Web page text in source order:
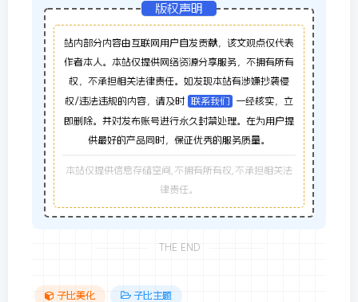
版权声明
站内部分内容由互联网用户自发贡献，该文观点仅代表
作者本人。本站仅提供网络资源分享服务，不拥有所有
权，不承担相关法律责任。如发现本站有涉嫌抄袭侵
权/违法违规的内容，请及时 联系我们 一经核实，立
即删除。并对发布账号进行永久封禁处理。在为用户提
供最好的产品同时，保证优秀的服务质量。
本站仅提供信息存储空间,不拥有所有权,不承担相关法
律责任。
THE END
子比美化 子比主题